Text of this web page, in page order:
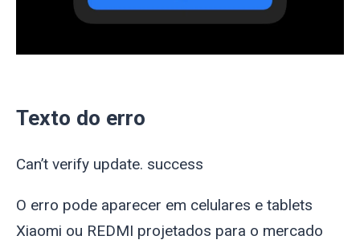
Texto do erro
Can’t verify update. success
O erro pode aparecer em celulares e tablets
Xiaomi ou REDMI projetados para o mercado